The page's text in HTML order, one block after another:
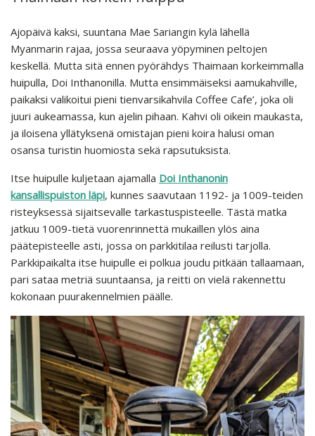
Ajopäivä kaksi, suuntana Mae Sariangin kylä lähellä
Myanmarin rajaa, jossa seuraava yöpyminen peltojen
keskellä. Mutta sitä ennen pyörähdys Thaimaan korkeimmalla
huipulla, Doi Inthanonilla. Mutta ensimmäiseksi aamukahville,
paikaksi valikoitui pieni tienvarsikahvila Coffee Cafe’, joka oli
juuri aukeamassa, kun ajelin pihaan. Kahvi oli oikein maukasta,
ja iloisena yllätyksenä omistajan pieni koira halusi oman
osansa turistin huomiosta sekä rapsutuksista.
Itse huipulle kuljetaan ajamalla Doi Inthanonin
kansallispuiston läpi, kunnes saavutaan 1192- ja 1009-teiden
risteyksessä sijaitsevalle tarkastuspisteelle. Tästä matka
jatkuu 1009-tietä vuorenrinnettä mukaillen ylös aina
päätepisteelle asti, jossa on parkkitilaa reilusti tarjolla.
Parkkipaikalta itse huipulle ei polkua joudu pitkään tallaamaan,
pari sataa metriä suuntaansa, ja reitti on vielä rakennettu
kokonaan puurakennelmien päälle.